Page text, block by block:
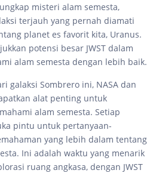
misteri alam semesta,
terjauh yang pernah diamati
planet es favorit kita, Uranus.
potensi besar JWST dalam
alam semesta dengan lebih baik.
galaksi Sombrero ini, NASA dan
alat penting untuk
alam semesta. Setiap
pintu untuk pertanyaan-
yang lebih dalam tentang
Ini adalah waktu yang menarik
ruang angkasa, dengan JWST